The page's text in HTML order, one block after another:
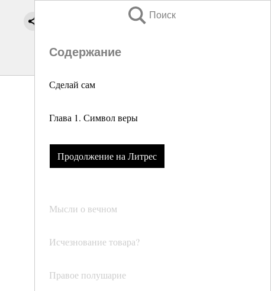
Поиск
Содержание
Сделай сам
Глава 1. Символ веры
Продолжение на Литрес
Мысли о вечном
Исчезнование товара?
Правое полушарие